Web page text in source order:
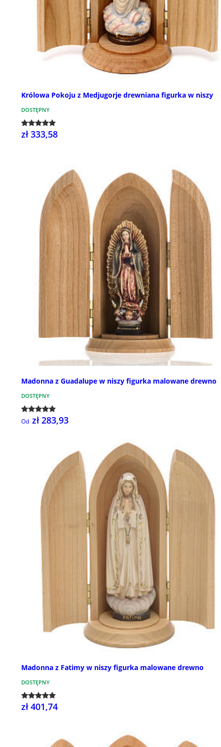
Królowa Pokoju z Medjugorje drewniana figurka w niszy
DOSTĘPNY
zł 333,58
Madonna z Guadalupe w niszy figurka malowane drewno
DOSTĘPNY
Od zł 283,93
Madonna z Fatimy w niszy figurka malowane drewno
DOSTĘPNY
zł 401,74